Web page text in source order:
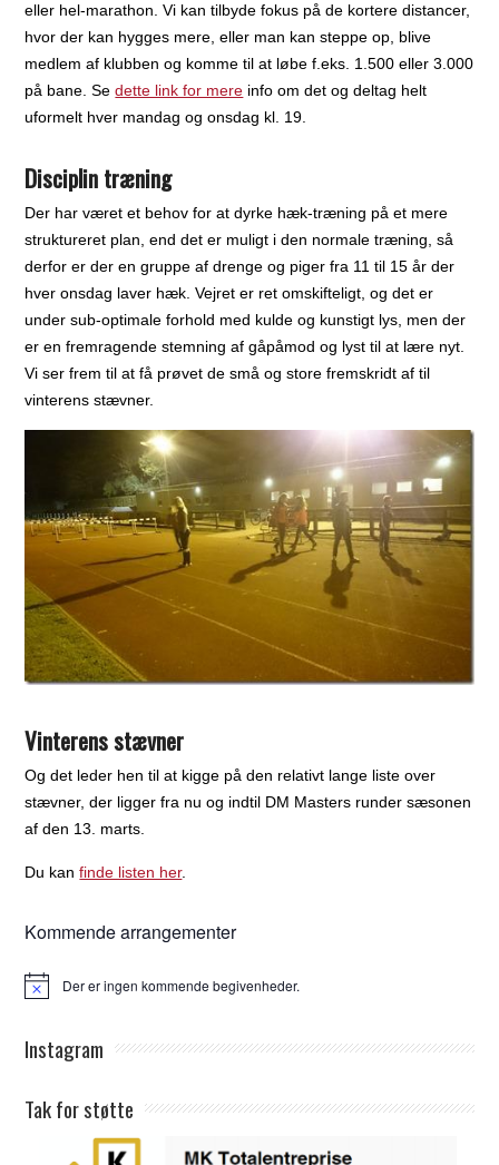
eller hel-marathon. Vi kan tilbyde fokus på de kortere distancer,
hvor der kan hygges mere, eller man kan steppe op, blive
medlem af klubben og komme til at løbe f.eks. 1.500 eller 3.000
på bane. Sedette link for mere info om det og deltag helt
uformelt hver mandag og onsdag kl. 19.
Disciplin træning
Der har været et behov for at dyrke hæk-træning på et mere
struktureret plan, end det er muligt i den normale træning, så
derfor er der en gruppe af drenge og piger fra 11 til 15 år der
hver onsdag laver hæk. Vejret er ret omskifteligt, og det er
under sub-optimale forhold med kulde og kunstigt lys, men der
er en fremragende stemning af gåpåmod og lyst til at lære nyt.
Vi ser frem til at få prøvet de små og store fremskridt af til
vinterens stævner.
Vinterens stævner
Og det leder hen til at kigge på den relativt lange liste over
stævner, der ligger fra nu og indtil DM Masters runder sæsonen
af den 13. marts.
Du kanfinde listen her.
Kommende arrangementer
Notice Der er ingen kommende begivenheder.
Instagram
Tak for støtte